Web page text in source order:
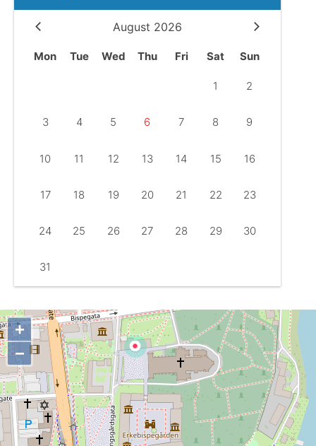
Historie og arkitektur
August 2026
Mon Tue Wed Thu Fri Sat Sun
1 2
3 4 5 6 7 8 9
10 11 12 13 14 15 16
17 18 19 20 21 22 23
24 25 26 27 28 29 30
31
+
−